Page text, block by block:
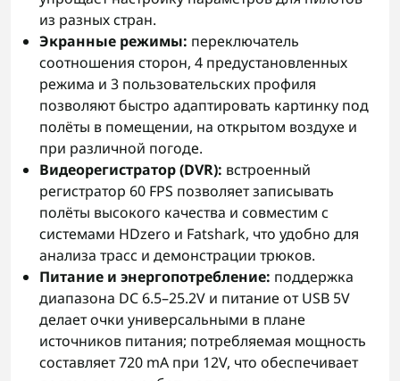
из разных стран.
Экранные режимы: переключатель
соотношения сторон, 4 предустановленных
режима и 3 пользовательских профиля
позволяют быстро адаптировать картинку под
полёты в помещении, на открытом воздухе и
при различной погоде.
Видеорегистратор (DVR): встроенный
регистратор 60 FPS позволяет записывать
полёты высокого качества и совместим с
системами HDzero и Fatshark, что удобно для
анализа трасс и демонстрации трюков.
Питание и энергопотребление: поддержка
диапазона DC 6.5–25.2V и питание от USB 5V
делает очки универсальными в плане
источников питания; потребляемая мощность
составляет 720 mA при 12V, что обеспечивает